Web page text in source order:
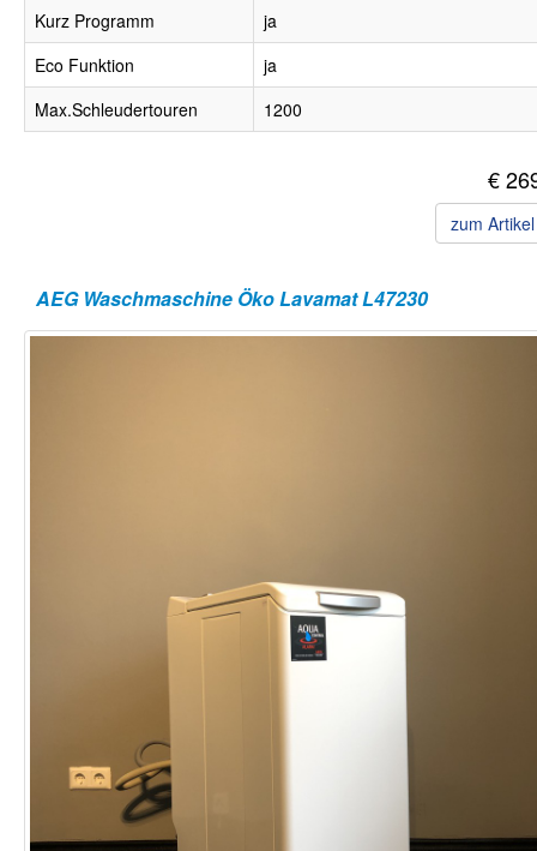
Kurz Programm
ja
Eco Funktion
ja
Max.Schleudertouren
1200
€
zum
AEG Waschmaschine Öko Lavamat L47230